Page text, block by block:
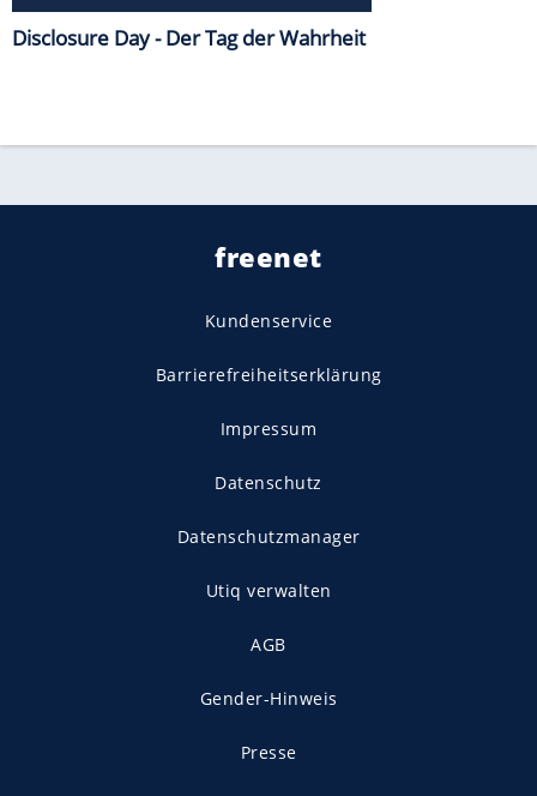
Disclosure Day - Der Tag der Wahrheit
freenet
Kundenservice
Barrierefreiheitserklärung
Impressum
Datenschutz
Datenschutzmanager
Utiq verwalten
AGB
Gender-Hinweis
Presse